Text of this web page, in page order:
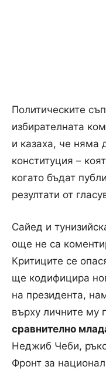
Политическите
избирателната
и казаха, че няма
конституция –
когато бъдат
резултати от
Сайед и
още не са
Критиците се
ще кодифицира
на президента,
върху личните му
сравнително
Неджиб Чеби,
Фронт за